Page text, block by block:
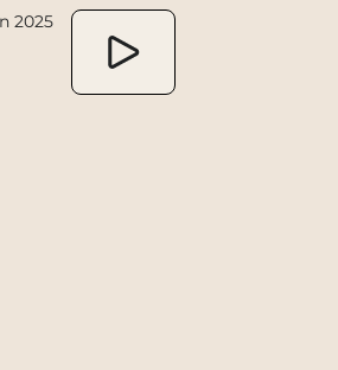
2025